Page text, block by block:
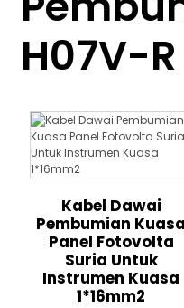
H07V-R
Kabel Dawai
Pembumian Kuasa
Panel Fotovolta
Suria Untuk
Instrumen Kuasa
1*16mm2